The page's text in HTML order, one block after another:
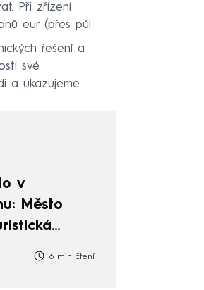
Při zřízení
eur (přes půl
řešení a
své
a ukazujeme
v
Město
6 min čtení